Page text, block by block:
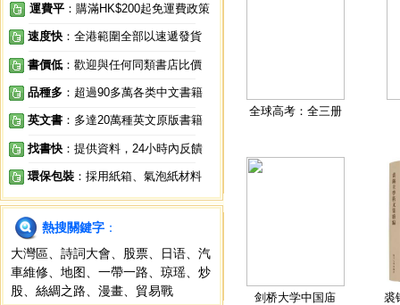
運費平 ：購滿HK$200起免運費政策
速度快 ：全港範圍全部以速遞發貨
書價低 ：歡迎與任何同類書店比價
品種多 ：超過90多萬各类中文書籍
英文書 ：多達20萬種英文原版書籍
找書快 ：提供資料，24小時內反饋
環保包裝 ：採用紙箱、氣泡紙材料
熱搜關鍵字 ：
大灣區
詩詞大會 股票 日语
汽
車維修
地图 一帶一路 琼瑶
炒
股
絲綢之路 漫畫 貿易戰
全球高考：全三册
剑桥大学中国庙 裘